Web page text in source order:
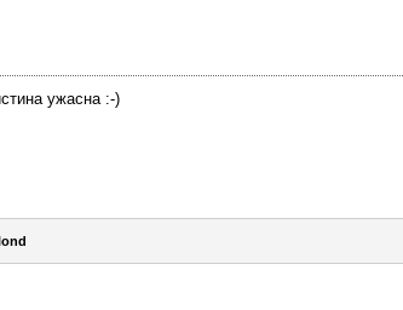
ужасна :-)